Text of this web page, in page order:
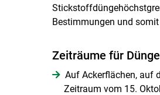
Bestimmungen und
Zeiträume für
Auf Ackerflächen, auf
Zeitraum vom 15.